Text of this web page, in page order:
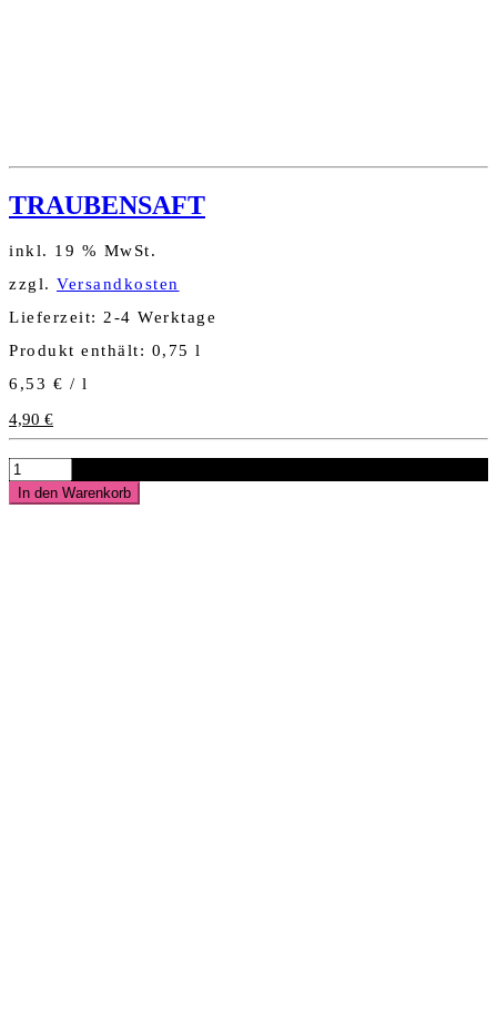
TRAUBENSAFT
inkl. 19 % MwSt.
zzgl. Versandkosten
Lieferzeit: 2-4 Werktage
Produkt enthält: 0,75 l
6,53 € / l
4,90 €
TRAUBENSAFT
Menge
In den Warenkorb